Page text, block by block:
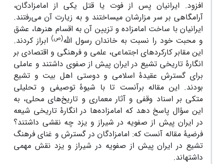
افزود. ایرانیان پس از فوت یا قتل یکی از امامزادگان،
آرامگاهی بر سر مزارشان می­ساختند و به زیارت آن می‌رفتند.
ایرانیان با ساخت امامزاده و تزیین آن به اقسام هنرها، عشق
و محبت خود را نسبت به خاندان رسول الله(ص) ابراز کردند.
این مقابر کارکردهای اجتماعی، علمی و فرهنگی و اقتصادی بر
انگارۀ تاریخی تشیع در ایران پیش از صفوی داشتند و عاملی
برای‌ گسترش عقیدۀ اسلامی و دوستی اهل بیت و تشیع
بودند. این مقاله برآنست تا با شیوۀ توصیفی و تحلیلی
متکی بر اسناد وقفی و آثار معماری و تاریخ‌های محلی، به
این سؤال پاسخ دهد که امامزاده‌ها در انگارۀ تاریخی شیعه
در ایران پیش از صفویه در شیراز و یزد چه نقشی داشتند؟
فرضیۀ مقاله آنست که: امامزادگان در گسترش و غنای فرهنگ
تشیع در ایران پیش از صفویه در شیراز و یزد نقش مهمی
داشته‏اند.